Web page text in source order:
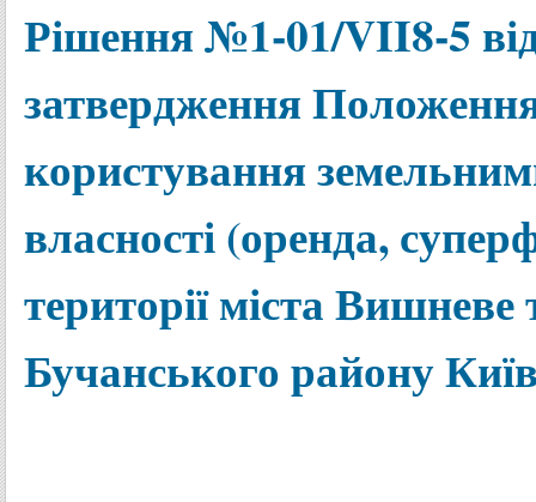
Рішення №1-01/VII8-5
затвердження
користування
власності (оренда,
території міста
Бучанського району